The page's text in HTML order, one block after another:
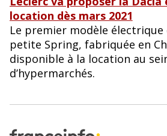
location dès mars 2021
Le premier modèle électrique
petite Spring, fabriquée en
disponible à la location au
d’hypermarchés.